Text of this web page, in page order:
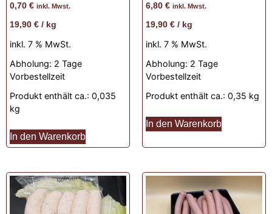
0,70 € inkl. Mwst.
19,90 € / kg
inkl. 7 % MwSt.
Abholung: 2 Tage
Vorbestellzeit
Produkt enthält ca.: 0,035
kg
In den Warenkorb
6,80 € inkl. Mwst.
19,90 € / kg
inkl. 7 % MwSt.
Abholung: 2 Tage
Vorbestellzeit
Produkt enthält ca.: 0,35 kg
In den Warenkorb